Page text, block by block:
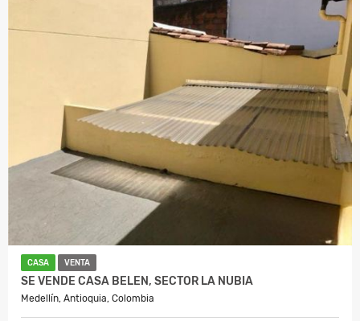
CASA VENTA
SE VENDE CASA BELEN, SECTOR LA NUBIA
Medellín, Antioquia, Colombia